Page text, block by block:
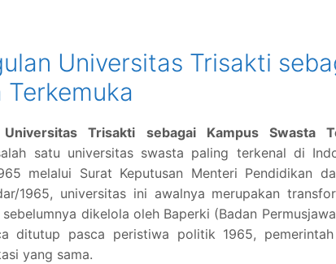
Universitas Trisakti
Terkemuka
Universitas Trisakti sebagai Kampus Swasta
satu universitas swasta paling terkenal di
melalui Surat Keputusan Menteri Pendidikan
1965, universitas ini awalnya merupakan
dikelola oleh Baperki (Badan
ditutup pasca peristiwa politik 1965,
yang sama.